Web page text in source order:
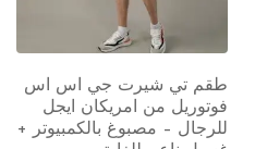
فستان سهرات كلاسيكي
صيفي متوسط الطول بأكمام
قصيرة ومزين بنمط الأزهار